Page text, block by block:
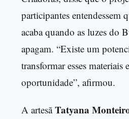
participantes entendessem
acaba quando as luzes do
apagam. “Existe um
transformar esses materiais
oportunidade”, afirmou.
A artesãTatyana